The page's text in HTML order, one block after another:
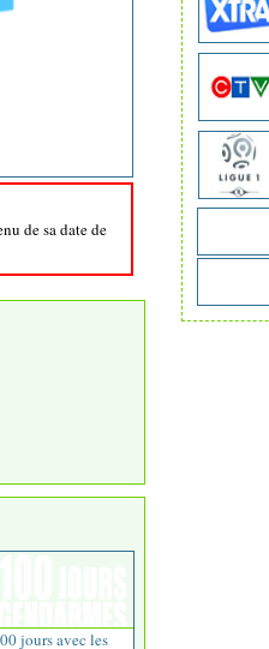
de sa date de
jours avec les